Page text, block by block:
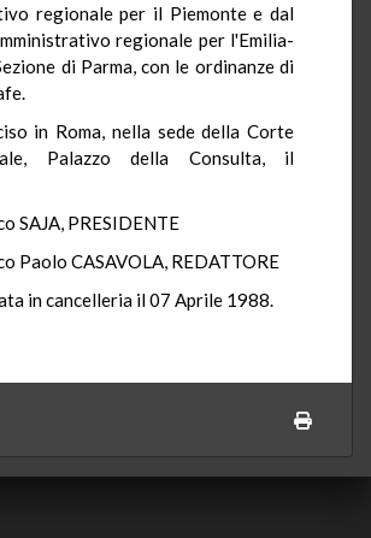
regionale per il Piemonte e dal
regionale per l'Emilia-
di Parma, con le ordinanze di
in Roma, nella sede della Corte
Palazzo della Consulta, il
SAJA, PRESIDENTE
Paolo CASAVOLA, REDATTORE
in cancelleria il 07 Aprile 1988.